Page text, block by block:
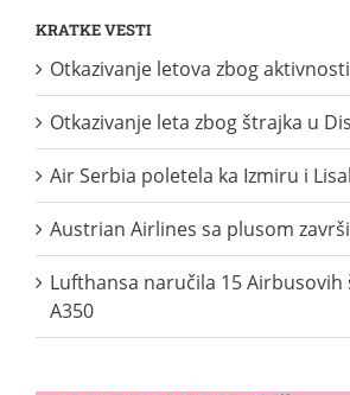
KRATKE VESTI
Otkazivanje letova zbog
Otkazivanje leta zbog štrajka u
Air Serbia poletela ka Izmiru i
Austrian Airlines sa plusom
Lufthansa naručila 15
A350